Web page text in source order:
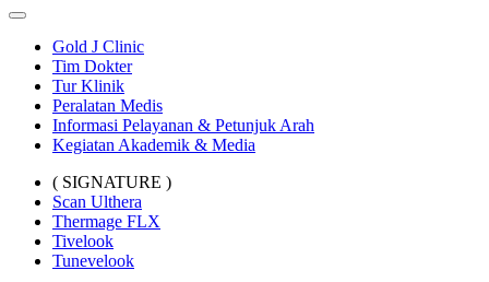
Gold J Clinic
Tim Dokter
Tur Klinik
Peralatan Medis
Informasi Pelayanan & Petunjuk Arah
Kegiatan Akademik & Media
( SIGNATURE )
Scan Ulthera
Thermage FLX
Tivelook
Tunevelook